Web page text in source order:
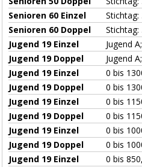
Senioren 60 Einzel
Stichtag:
Senioren 60 Doppel
Stichtag:
Jugend 19 Einzel
Jugend
Jugend 19 Doppel
Jugend
Jugend 19 Einzel
0 bis
Jugend 19 Doppel
0 bis
Jugend 19 Einzel
0 bis
Jugend 19 Doppel
0 bis
Jugend 19 Einzel
0 bis
Jugend 19 Doppel
0 bis
Jugend 19 Einzel
0 bis